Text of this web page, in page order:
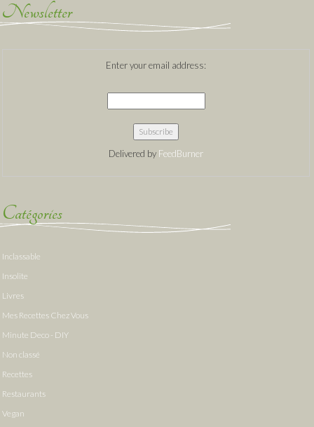
Newsletter
Enter your email address:
Delivered by FeedBurner
Catégories
Inclassable
Insolite
Livres
Mes Recettes Chez Vous
Minute Deco - DIY
Non classé
Recettes
Restaurants
Vegan